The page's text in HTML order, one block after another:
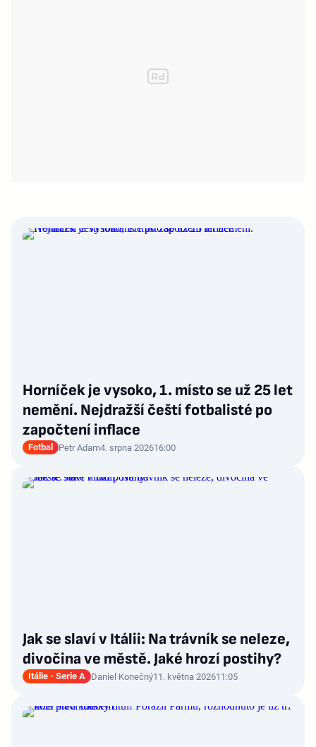
Horníček je vysoko, 1. místo se už 25 let
nemění. Nejdražší čeští fotbalisté po
započtení inflace
Fotbal Petr Adam4. srpna 202616:00
Jak se slaví v Itálii: Na trávník se neleze,
divočina ve městě. Jaké hrozí postihy?
Itálie - Serie A Daniel Konečný11. května 202611:05